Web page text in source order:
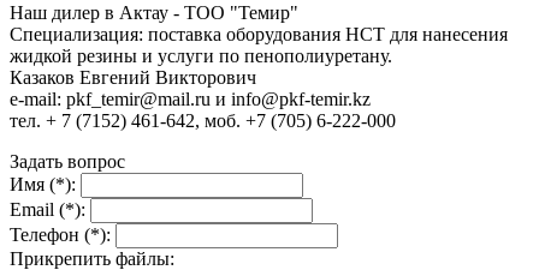
Наш дилер в Актау - ТОО "Темир"
Специализация: поставка оборудования НСТ для нанесения
жидкой резины и услуги по пенополиуретану.
Казаков Евгений Викторович
e-mail: pkf_temir@mail.ru и info@pkf-temir.kz
тел. + 7 (7152) 461-642, моб. +7 (705) 6-222-000
Задать вопрос
Имя (*):
Email (*):
Телефон (*):
Прикрепить файлы: